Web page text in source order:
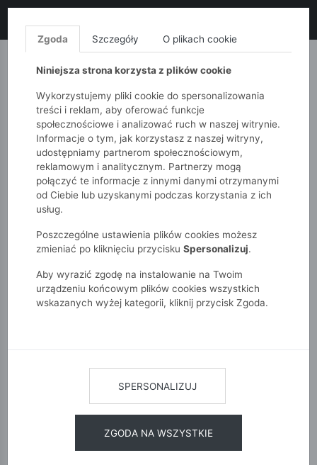
MONNARI QUIOSQUE
51015kids Niemowlak
Dziewczynki
Biała bluzka dziewczęca z haftowanym kołnierzykiem.
Zgoda Szczegóły O plikach cookie
Niniejsza strona korzysta z plików cookie
Wykorzystujemy pliki cookie do spersonalizowania
treści i reklam, aby oferować funkcje
społecznościowe i analizować ruch w naszej witrynie.
Informacje o tym, jak korzystasz z naszej witryny,
udostępniamy partnerom społecznościowym,
reklamowym i analitycznym. Partnerzy mogą
połączyć te informacje z innymi danymi otrzymanymi
od Ciebie lub uzyskanymi podczas korzystania z ich
usług.
Poszczególne ustawienia plików cookies możesz
zmieniać po kliknięciu przycisku Spersonalizuj.
Aby wyrazić zgodę na instalowanie na Twoim
urządzeniu końcowym plików cookies wszystkich
wskazanych wyżej kategorii, kliknij przycisk Zgoda.
SPERSONALIZUJ
ZGODA NA WSZYSTKIE